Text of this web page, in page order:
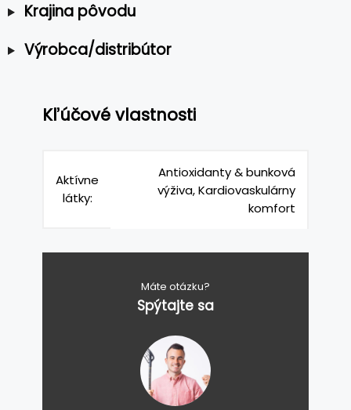
Krajina pôvodu
Výrobca/distribútor
Kľúčové vlastnosti
Aktívne
látky:
Antioxidanty & bunková
výživa, Kardiovaskulárny
komfort
Máte otázku?
Spýtajte sa